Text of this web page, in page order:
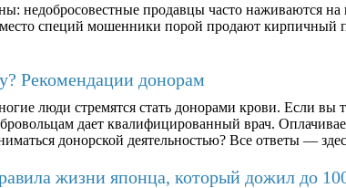
недобросовестные продавцы часто наживаются
специй мошенники порой продают кирпичный
Рекомендации донорам
люди стремятся стать донорами крови. Если вы
дает квалифицированный врач.
донорской деятельностью? Все ответы —
жизни японца, который дожил до